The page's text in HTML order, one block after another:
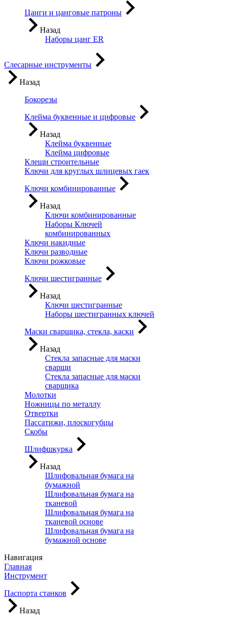
Цанги и цанговые патроны
Назад
Наборы цанг ER
Слесарные инструменты
Назад
Бокорезы
Клейма буквенные и цифровые
Назад
Клейма буквенные
Клейма цифровые
Клещи строительные
Ключи для круглых шлицевых гаек
Ключи комбинированные
Назад
Ключи комбинированные
Наборы Ключей
комбинированных
Ключи накидные
Ключи разводные
Ключи рожковые
Ключи шестигранные
Назад
Ключи шестигранные
Наборы шестигранных ключей
Маски сварщика, стекла, каски
Назад
Стекла запасные для маски
сварщи
Стекла запасные для маски
сварщика
Молотки
Ножницы по металлу
Отвертки
Пассатижи, плоскогубцы
Скобы
Шлифшкурка
Назад
Шлифовальная бумага на
бумажной
Шлифовальная бумага на
тканевой
Шлифовальная бумага на
тканевой основе
Шлифовальная бумага на
бумажной основе
Навигация
Главная
Инструмент
Паспорта станков
Назад